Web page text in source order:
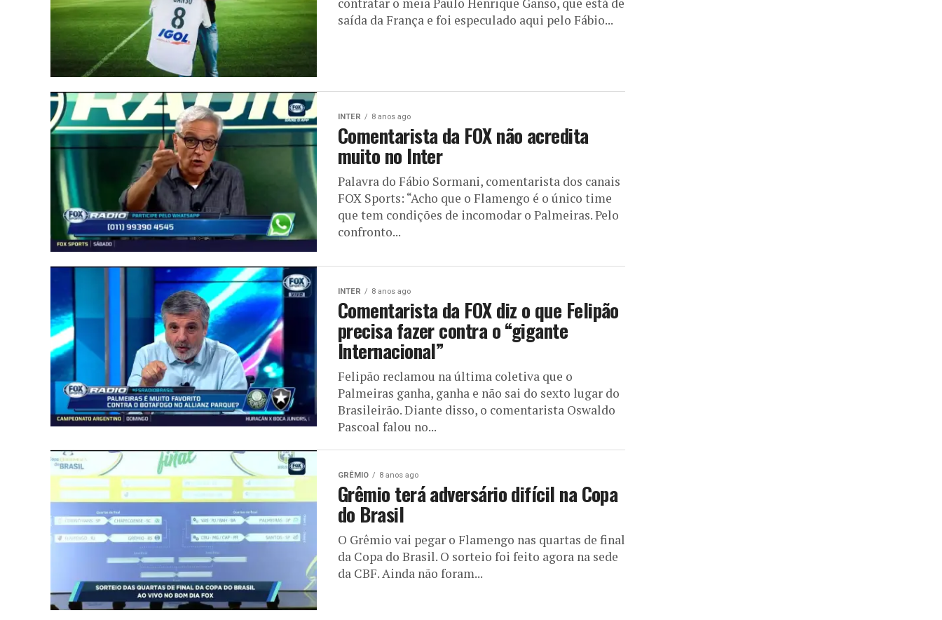
saída da França e foi especulado aqui pelo Fábio...
INTER 8 anos ago
Comentarista da FOX não acredita
muito no Inter
Palavra do Fábio Sormani, comentarista dos canais
FOX Sports: “Acho que o Flamengo é o único time
que tem condições de incomodar o Palmeiras. Pelo
confronto...
INTER 8 anos ago
Comentarista da FOX diz o que Felipão
precisa fazer contra o “gigante
Internacional”
Felipão reclamou na última coletiva que o
Palmeiras ganha, ganha e não sai do sexto lugar do
Brasileirão. Diante disso, o comentarista Oswaldo
Pascoal falou no...
GRÊMIO 8 anos ago
Grêmio terá adversário difícil na Copa
do Brasil
O Grêmio vai pegar o Flamengo nas quartas de final
da Copa do Brasil. O sorteio foi feito agora na sede
da CBF. Ainda não foram...